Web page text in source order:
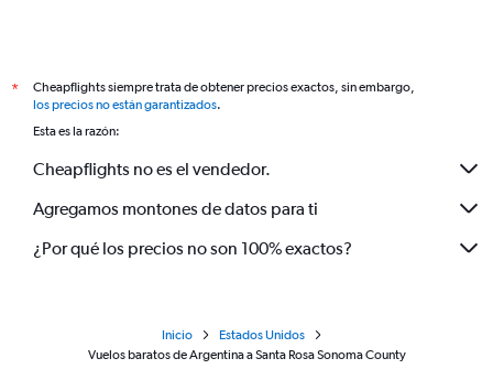
*
Cheapflights siempre trata de obtener precios exactos, sin embargo,
los precios no están garantizados.
Esta es la razón:
Cheapflights no es el vendedor.
Agregamos montones de datos para ti
¿Por qué los precios no son 100% exactos?
Inicio
Estados Unidos
Vuelos baratos de Argentina a Santa Rosa Sonoma County